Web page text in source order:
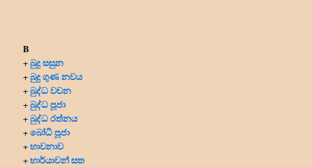
B
+බුදු සසුන
+බුදු ගුණ නවය
+බුද්ධ වචන
+බුද්ධ පූජා
+බුද්ධ රත්නය
+බෝධි පූජා
+භාවනාව
+භාර්යාවන් සත